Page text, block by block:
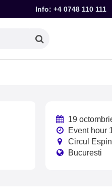
Info: +4 0748 110 111
19
Event hour
Circul
Bucuresti